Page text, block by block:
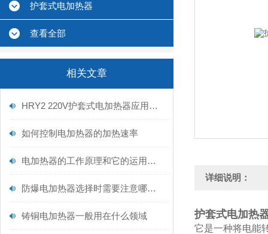
护套式电加热器
查看全部
相关文章
HRY2 220V护套式电加热器应用解读
如何控制电加热器的加热速率
电加热器的工作原理和它的运用范围
防爆电加热器选择时需要注意哪些事项
铸铜电加热器一般用在什么领域
详细说明：
护套式电加热
它是一种将电能